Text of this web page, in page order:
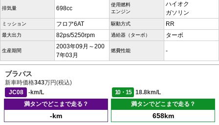
排気量 698cc
使用燃料
エンジン
ハイオク
ガソリン
ミッション フロア6AT 駆動方式 RR
最大出力 82ps/5250rpm 過給器（ターボ） ターボ
生産期間
2003年09月～200
7年03月
燃費性能 -
ブラバス
新車時価格343万円(税込)
JC08
-km/L 10・15
18.8km/L
満タンでどこまで走る？
-km
満タンでどこまで走る？
658km